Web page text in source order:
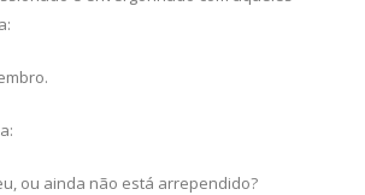
ou ainda não está arrependido?